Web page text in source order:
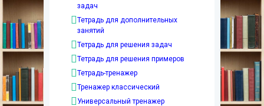
задач
Тетрадь для дополнительных
занятий
Тетрадь для решения задач
Тетрадь для решения примеров
Тетрадь-тренажер
Тренажер классический
Универсальный тренажер